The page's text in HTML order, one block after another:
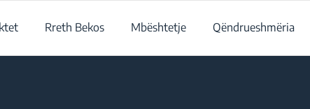
Rreth Bekos Mbështetje Qëndrueshmëria